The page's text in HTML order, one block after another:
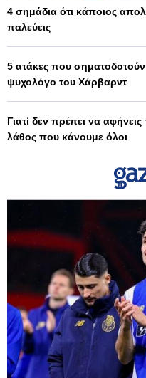
4 σημάδια ότι κάποιος
παλεύεις
5 ατάκες που
ψυχολόγο του Χάρβαρντ
Γιατί δεν πρέπει να
λάθος που κάνουμε όλοι